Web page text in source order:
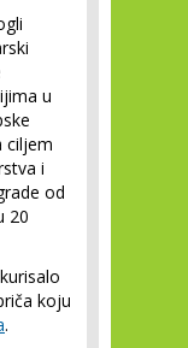
u
ciljem
i
od
20
koju
.